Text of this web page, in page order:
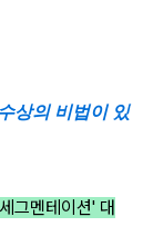
상의 비법이 있
그멘테이션' 대